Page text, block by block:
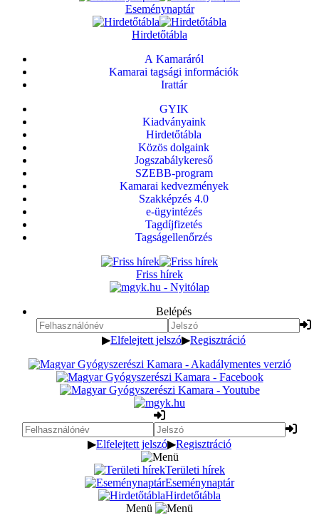
Eseménynaptár
Hirdetőtábla
A Kamaráról
Kamarai tagsági információk
Irattár
GYIK
Kiadványaink
Hirdetőtábla
Közös dolgaink
Jogszabálykereső
SZEBB-program
Kamarai kedvezmények
Szakképzés 4.0
e-ügyintézés
Tagdíjfizetés
Tagságellenőrzés
Friss hírek
Belépés
▶Elfelejtett jelszó▶Regisztráció
▶Elfelejtett jelszó▶Regisztráció
Területi hírek
Eseménynaptár
Hirdetőtábla
Menü